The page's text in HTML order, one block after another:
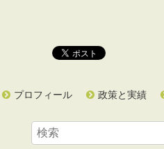
プロフィール 政策と実績